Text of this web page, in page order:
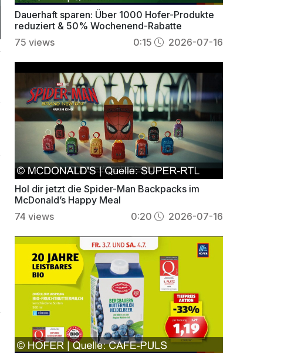
Dauerhaft sparen: Über 1000 Hofer-Produkte
reduziert & 50% Wochenend-Rabatte
75 views 0:15 2026-07-16
Hol dir jetzt die Spider-Man Backpacks im
McDonald’s Happy Meal
74 views 0:20 2026-07-16